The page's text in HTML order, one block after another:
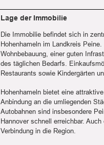
Die Immobilie befindet sich in
Hohenhameln im Landkreis
Wohnbebauung, einer guten
des täglichen Bedarfs.
Restaurants sowie Kindergärten
Hohenhameln bietet eine
Anbindung an die umliegenden
Autobahnen sind insbesondere
Hannover schnell erreichbar.
Verbindung in die Region.
Lage der Immobilie